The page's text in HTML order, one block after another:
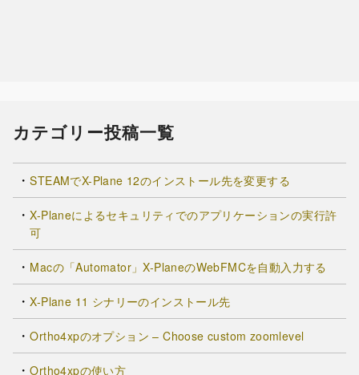
カテゴリー投稿一覧
STEAMでX-Plane 12のインストール先を変更する
X-Planeによるセキュリティでのアプリケーションの実行許
可
Macの「Automator」X-PlaneのWebFMCを自動入力する
X-Plane 11 シナリーのインストール先
Ortho4xpのオプション – Choose custom zoomlevel
Ortho4xpの使い方